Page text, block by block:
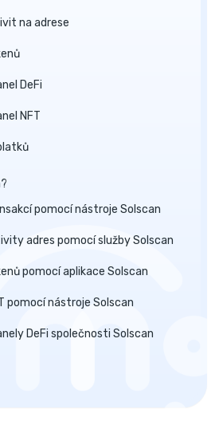
na adrese
DeFi
NFT
pomocí nástroje Solscan
adres pomocí služby Solscan
pomocí aplikace Solscan
pomocí nástroje Solscan
DeFi společnosti Solscan